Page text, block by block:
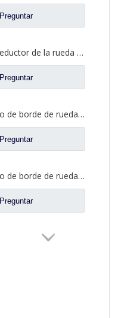
Preguntar
Asamblea del reductor de la rueda para los recambios 2405-5801824432 del camión de Saic Hongyan H8B
Preguntar
Nuevo conjunto de borde de rueda AC16 para Sinotruk HOWO Auto Truck Parts AZ9981340370
Preguntar
Nuevo conjunto de borde de rueda AC16 para Sinotruk HOWO Auto Truck Parts AZ7129340070
Preguntar